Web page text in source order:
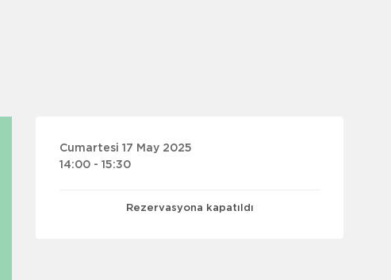
Cumartesi 17 May 2025
14:00 - 15:30
Rezervasyona kapatıldı